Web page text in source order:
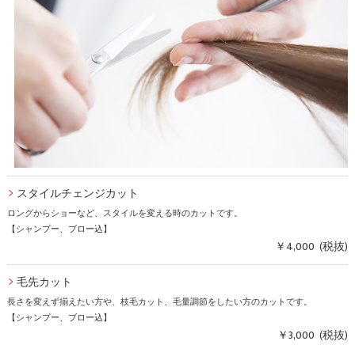
スタイルチェンジカット
ロングからショーなど、スタイルを変える時のカットです。
【シャンプー、ブロー込】
￥4,000 (税抜)
毛先カット
長さを変えず揃えたい方や、枝毛カット、毛量調節をしたい方のカットです。
【シャンプー、ブロー込】
￥3,000 (税抜)